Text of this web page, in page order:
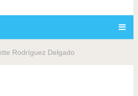
Rodríguez Delgado